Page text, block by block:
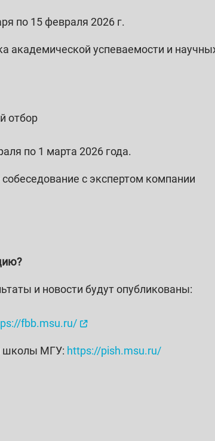
по 15 февраля 2026 г.
академической успеваемости и
отбор
по 1 марта 2026 года.
с экспертом компании
и новости будут опубликованы:
fbb.msu.ru/
школы МГУ: https://pish.msu.ru/